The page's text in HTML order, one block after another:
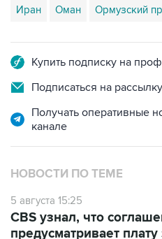
Подписаться на
Получать оперативные
НОВОСТИ ПО ТЕМЕ
5 августа 15:25
предусматривает плату